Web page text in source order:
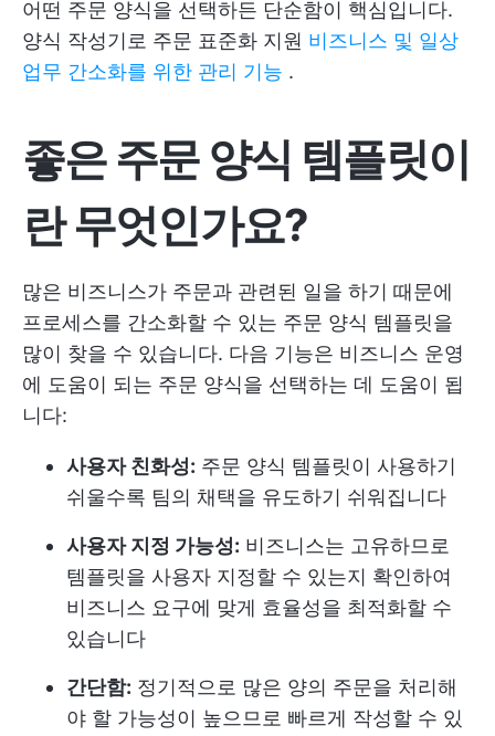
어떤 주문 양식을 선택하든 단순함이 핵심입니다.
양식 작성기로 주문 표준화 지원 비즈니스 및 일상
업무 간소화를 위한 관리 기능 .
좋은 주문 양식 템플릿이
란 무엇인가요?
많은 비즈니스가 주문과 관련된 일을 하기 때문에
프로세스를 간소화할 수 있는 주문 양식 템플릿을
많이 찾을 수 있습니다. 다음 기능은 비즈니스 운영
에 도움이 되는 주문 양식을 선택하는 데 도움이 됩
니다:
사용자 친화성: 주문 양식 템플릿이 사용하기
쉬울수록 팀의 채택을 유도하기 쉬워집니다
사용자 지정 가능성: 비즈니스는 고유하므로
템플릿을 사용자 지정할 수 있는지 확인하여
비즈니스 요구에 맞게 효율성을 최적화할 수
있습니다
간단함: 정기적으로 많은 양의 주문을 처리해
야 할 가능성이 높으므로 빠르게 작성할 수 있